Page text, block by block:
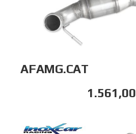
AFAMG.CAT
1.561,00